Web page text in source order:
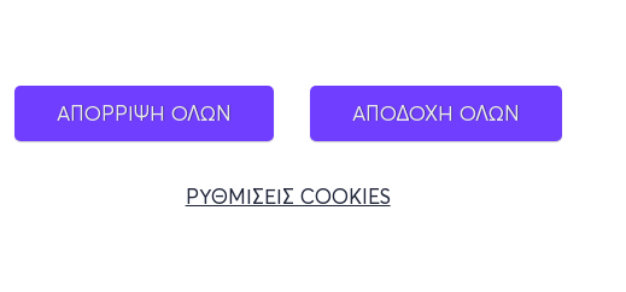
ΑΠΟΡΡΙΨΗ ΟΛΩΝ ΑΠΟΔΟΧΗ ΟΛΩΝ
ΡΥΘΜΙΣΕΙΣ COOKIES